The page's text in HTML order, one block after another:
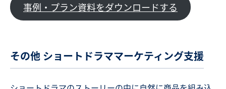
事例・プラン資料をダウンロードする
その他 ショートドラママーケティング支援